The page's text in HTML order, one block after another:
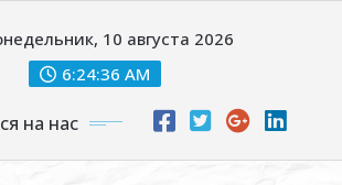
10 августа 2026
6:24:37 AM
на нас